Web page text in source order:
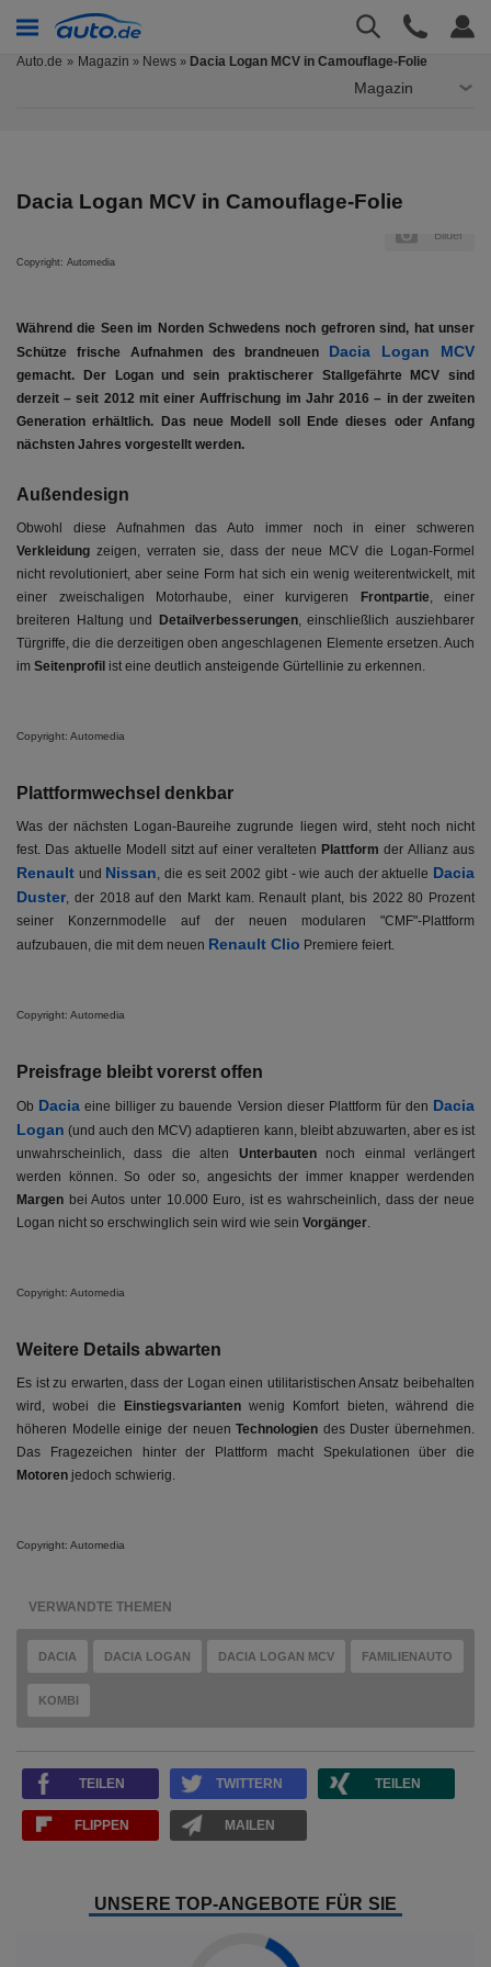
Auto.de Magazin » News » Dacia Logan MCV in Camouflage-Folie
Magazin
Dacia Logan MCV in Camouflage-Folie
Bilder
Copyright: Automedia
Während die Seen im Norden Schwedens noch gefroren sind, hat unser
Schütze frische Aufnahmen des brandneuen Dacia Logan MCV
gemacht. Der Logan und sein praktischerer Stallgefährte MCV sind
derzeit – seit 2012 mit einer Auffrischung im Jahr 2016 – in der zweiten
Generation erhältlich. Das neue Modell soll Ende dieses oder Anfang
nächsten Jahres vorgestellt werden.
Außendesign
Obwohl diese Aufnahmen das Auto immer noch in einer schweren
Verkleidung zeigen, verraten sie, dass der neue MCV die Logan-Formel
nicht revolutioniert, aber seine Form hat sich ein wenig weiterentwickelt, mit
einer zweischaligen Motorhaube, einer kurvigeren
Frontpartie, einer
breiteren Haltung und
Detailverbesserungen, einschließlich ausziehbarer
Türgriffe, die die derzeitigen oben angeschlagenen Elemente ersetzen. Auch
im Seitenprofil ist eine deutlich ansteigende Gürtellinie zu erkennen.
Copyright: Automedia
Plattformwechsel denkbar
Was der nächsten Logan-Baureihe zugrunde liegen wird, steht noch nicht
fest. Das aktuelle Modell sitzt auf einer veralteten Plattform der Allianz aus
Renault und Nissan, die es seit 2002 gibt - wie auch der aktuelle Dacia
Duster, der 2018 auf den Markt kam. Renault plant, bis 2022 80 Prozent
seiner Konzernmodelle auf der neuen modularen "CMF"-Plattform
aufzubauen, die mit dem neuen Renault Clio Premiere feiert.
Copyright: Automedia
Preisfrage bleibt vorerst offen
Ob Dacia eine billiger zu bauende Version dieser Plattform für den Dacia
Logan (und auch den MCV) adaptieren kann, bleibt abzuwarten, aber es ist
unwahrscheinlich, dass die alten Unterbautennoch einmal verlängert
werden können. So oder so, angesichts der immer knapper werdenden
Margen bei Autos unter 10.000 Euro, ist es wahrscheinlich, dass der neue
Logan nicht so erschwinglich sein wird wie sein Vorgänger.
Copyright: Automedia
Weitere Details abwarten
Es ist zu erwarten, dass der Logan einen utilitaristischen Ansatz beibehalten
wird, wobei die
Einstiegsvariantenwenig Komfort bieten, während die
höheren Modelle einige der neuenTechnologien des Duster übernehmen.
Das Fragezeichen hinter der Plattform macht Spekulationen über die
Motoren jedoch schwierig.
Copyright: Automedia
VERWANDTE THEMEN
DACIA DACIA LOGAN DACIA LOGAN MCV FAMILIENAUTO
KOMBI
TEILEN TWITTERN TEILEN
FLIPPEN MAILEN
UNSERE TOP-ANGEBOTE FÜR SIE